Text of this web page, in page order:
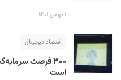
۱ بهمن ۱۴۰۱
اقتصاد دیجیتال
۳۰۰ فرصت
است